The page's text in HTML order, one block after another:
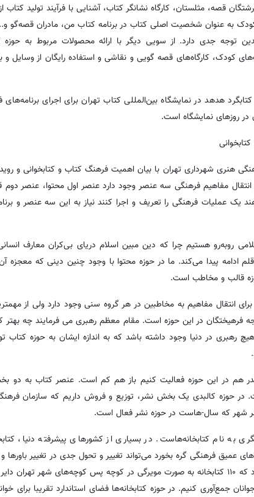
قصه، مثلستان، کارگاه نشانگر کتاب، آشنایی با فرآیند تولید کتاب
به عنوان شخصیت اصلی کتاب در برنامه کتاب من، مادران قصه‌گو
توجه جدی دارد. از سویی دیگر با ارائه محصولات مربوط به حوزه
کودک، کارگاه‌های قصه گویی و نقاشی و استفاده رایگان از وسایل
هدهد در نمایشگاه بین‌المللی کتاب تهران برای اجرای
روزهای نمایشگاه است.
هنری شهرداری تهران با بیان اهمیت فرهنگ کتاب و کتابخوانی و
مفاهیم فرهنگی سه عنصر وجود دارد عنصر اول محتوا، عنصر
عملیات فرهنگی را تعریف و اجرا کنند نیاز به این سه عنصر و
روبه‌رو هستیم چرا که دین مبین اسلام دریای بی‌کران معارف
ادامه پیدا می‌کند. ما در حوزه محتوا با وجود چنین دینی که معجزه آن
قالب و مخاطب است.
انتقال مفاهیم به مخاطبین در هر گروه سنی وجود دارد ولی از
فرهیختگان در این حوزه است. مقام معظم رهبری می فرمایند چه بهتر
رهبری در دنیا وجود داشته باشد که به اندازه ایشان به حوزه کتاب
هم در این حوزه فعالیت کنیم باز هم کم است. عنصر کتاب به دو
در حوزه کالبدی یک بخش نشر، توزیع و فروش داریم که سازمان
شهر که سال-هاست در حوزه نشر فعال است.
نام کتابخانه‌هاست. در بسیاری از کشورهای پیشرفته دنیا،
عمیق فرهنگی گره بخورد می‌تواند تغییر و تحول جدی در تغییر باورها و
سازمان فرهنگی هنری شهرداری تهران این توفیق را دارد که ۱۱۰ کتابخانه به صورت مویرگی در کوچه پس
جمع‌آوری کنیم. در حوزه کتابخانه‌ها فضای استاندارد تقریبا برای